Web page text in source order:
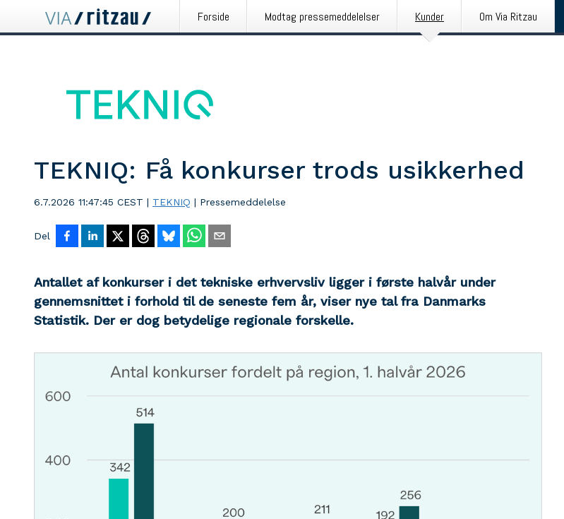
Forside Modtag pressemeddelelser Kunder Om Via Ritzau
TEKNIQ: Få konkurser trods usikkerhed
6.7.2026 11:47:45 CEST | TEKNIQ | Pressemeddelelse
Del
Antallet af konkurser i det tekniske erhvervsliv ligger i første halvår under
gennemsnittet i forhold til de seneste fem år, viser nye tal fra Danmarks
Statistik. Der er dog betydelige regionale forskelle.